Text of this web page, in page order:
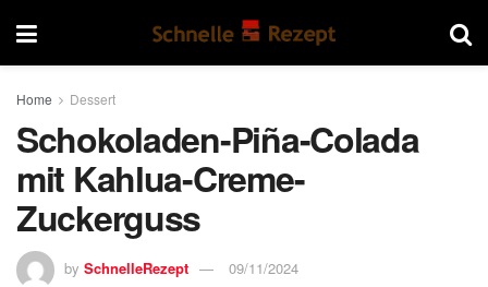
Home Dessert
Schokoladen-Piña-Colada
mit Kahlua-Creme-
Zuckerguss
by SchnelleRezept 09/11/2024